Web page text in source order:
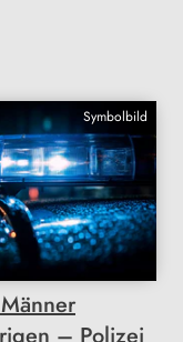
Symbolbild